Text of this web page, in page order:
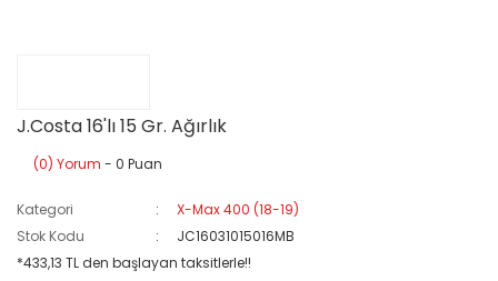
J.Costa 16'lı 15 Gr. Ağırlık
(0) Yorum - 0 Puan
Kategori
X-Max 400 (18-19)
Stok Kodu
JC16031015016MB
*433,13 TL den başlayan taksitlerle!!